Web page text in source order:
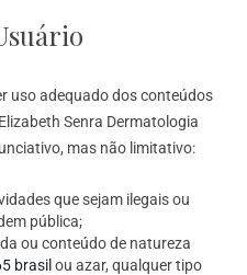
uso adequado dos conteúdos
Senra Dermatologia
mas não limitativo:
que sejam ilegais ou
pública;
ou conteúdo de natureza
brasil ou azar, qualquer tipo